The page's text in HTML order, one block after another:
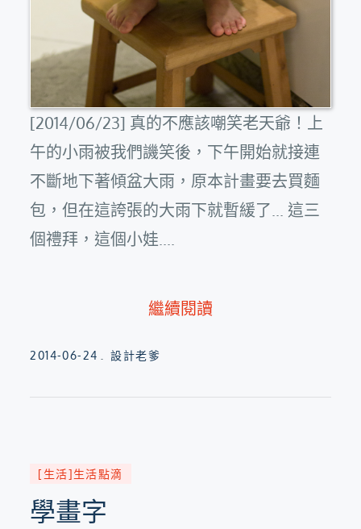
[2014/06/23] 真的不應該嘲笑老天爺！上
午的小雨被我們譏笑後，下午開始就接連
不斷地下著傾盆大雨，原本計畫要去買麵
包，但在這誇張的大雨下就暫緩了... 這三
個禮拜，這個小娃....
繼續閱讀
Posted
2014-06-24 設計老爹
[生活]生活點滴
學畫字